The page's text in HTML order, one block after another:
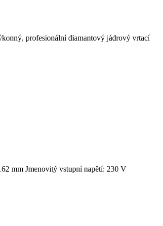
profesionální diamantový jádrový vrtací
mm Jmenovitý vstupní napětí: 230 V